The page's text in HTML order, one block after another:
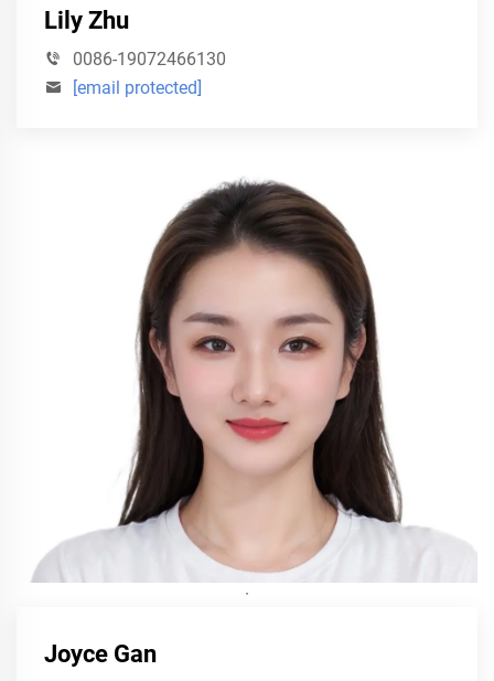
Lily Zhu
0086-19072466130
[email protected]
·
Joyce Gan